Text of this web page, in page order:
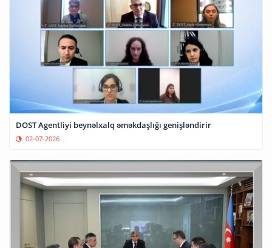
DOST Agentliyi beynəlxalq əməkdaşlığı genişləndirir
02-07-2026